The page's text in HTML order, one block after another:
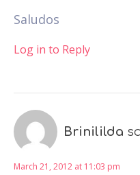
Saludos
Log in to Reply
Brinililda
March 21, 2012 at 11:03 pm